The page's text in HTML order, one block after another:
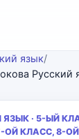
язык/
ЯЗЫК · 5-ЫЙ
ОЙ КЛАСС, 8-